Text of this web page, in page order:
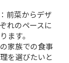
：前菜からデザ
れのペースに
ます。
家族での食事
を選びたいと